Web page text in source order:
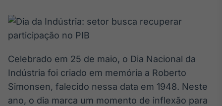
personalizados
Soluções de Dados
e Conteúdos
Broadcast
Celebrado em 25 de maio, o Dia Nacional da
Indústria foi criado em memória a Roberto
Simonsen, falecido nessa data em 1948. Neste
ano, o dia marca um momento de inflexão para